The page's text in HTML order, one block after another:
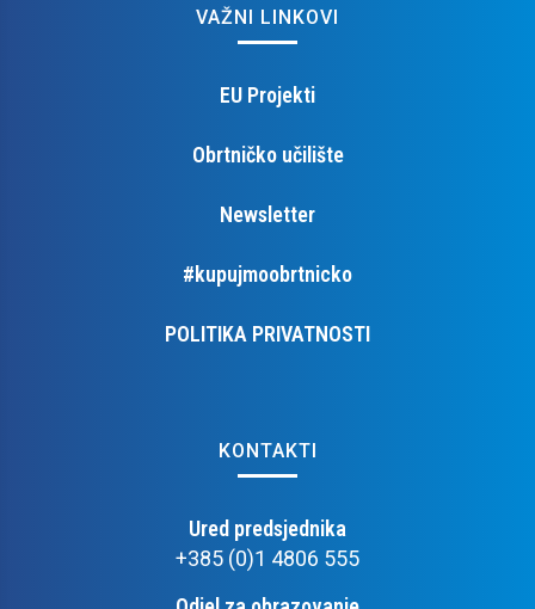
VAŽNI LINKOVI
EU Projekti
Obrtničko učilište
Newsletter
#kupujmoobrtnicko
POLITIKA PRIVATNOSTI
KONTAKTI
Ured predsjednika
+385 (0)1 4806 555